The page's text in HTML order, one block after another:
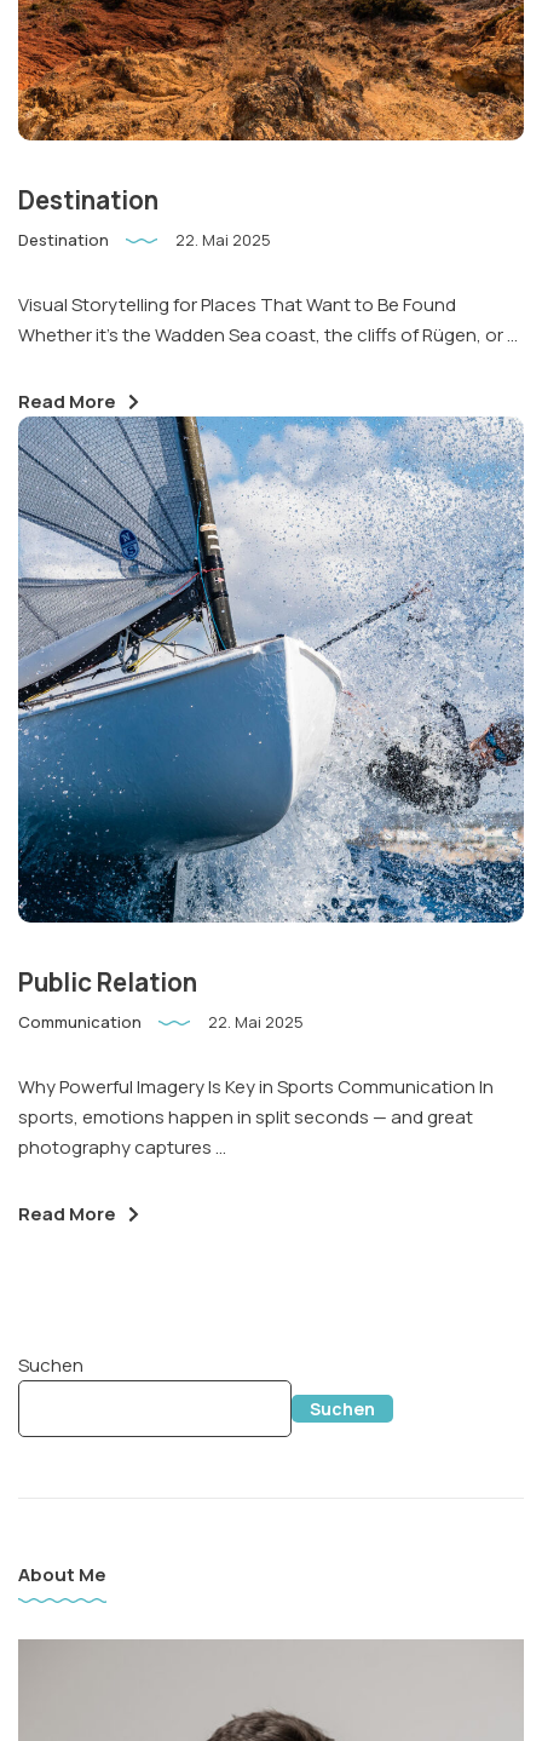
Instagram
Phone
Destination
Destination 22. Mai 2025
Visual Storytelling for Places That Want to Be Found
Whether it’s the Wadden Sea coast, the cliffs of Rügen, or ...
Read More
Public Relation
Communication 22. Mai 2025
Why Powerful Imagery Is Key in Sports Communication In
sports, emotions happen in split seconds — and great
photography captures ...
Read More
Suchen
Suchen
About Me